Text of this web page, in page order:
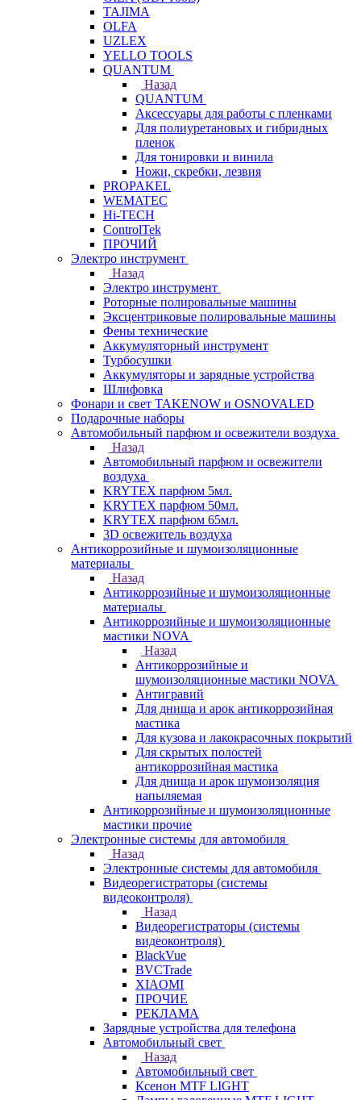
TAJIMA
OLFA
UZLEX
YELLO TOOLS
QUANTUM
Назад
QUANTUM
Аксессуары для работы с пленками
Для полиуретановых и гибридных
пленок
Для тонировки и винила
Ножи, скребки, лезвия
PROPAKEL
WEMATEC
Hi-TECH
ControlTek
ПРОЧИЙ
Электро инструмент
Назад
Электро инструмент
Роторные полировальные машины
Эксцентриковые полировальные машины
Фены технические
Аккумуляторный инструмент
Турбосушки
Аккумуляторы и зарядные устройства
Шлифовка
Фонари и свет TAKENOW и OSNOVALED
Подарочные наборы
Автомобильный парфюм и освежители воздуха
Назад
Автомобильный парфюм и освежители
воздуха
KRYTEX парфюм 5мл.
KRYTEX парфюм 50мл.
KRYTEX парфюм 65мл.
3D освежитель воздуха
Антикоррозийные и шумоизоляционные
материалы
Назад
Антикоррозийные и шумоизоляционные
материалы
Антикоррозийные и шумоизоляционные
мастики NOVA
Назад
Антикоррозийные и
шумоизоляционные мастики NOVA
Антигравий
Для днища и арок антикоррозийная
мастика
Для кузова и лакокрасочных покрытий
Для скрытых полостей
антикоррозийная мастика
Для днища и арок шумоизоляция
напыляемая
Антикоррозийные и шумоизоляционные
мастики прочие
Электронные системы для автомобиля
Назад
Электронные системы для автомобиля
Видеорегистраторы (системы
видеоконтроля)
Назад
Видеорегистраторы (системы
видеоконтроля)
BlackVue
BVCTrade
XIAOMI
ПРОЧИЕ
РЕКЛАМА
Зарядные устройства для телефона
Автомобильный свет
Назад
Автомобильный свет
Ксенон MTF LIGHT